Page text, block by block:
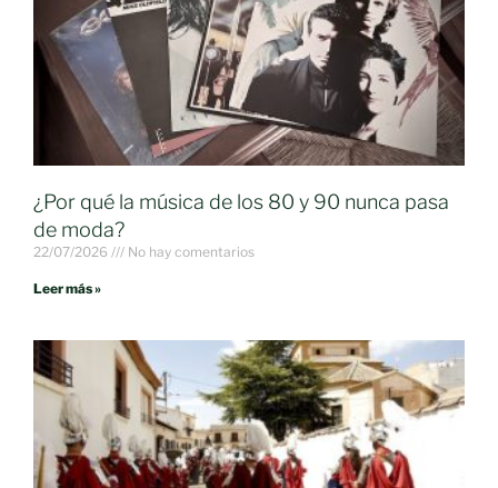
¿Por qué la música de los 80 y 90 nunca pasa
de moda?
22/07/2026 No hay comentarios
Leer más »